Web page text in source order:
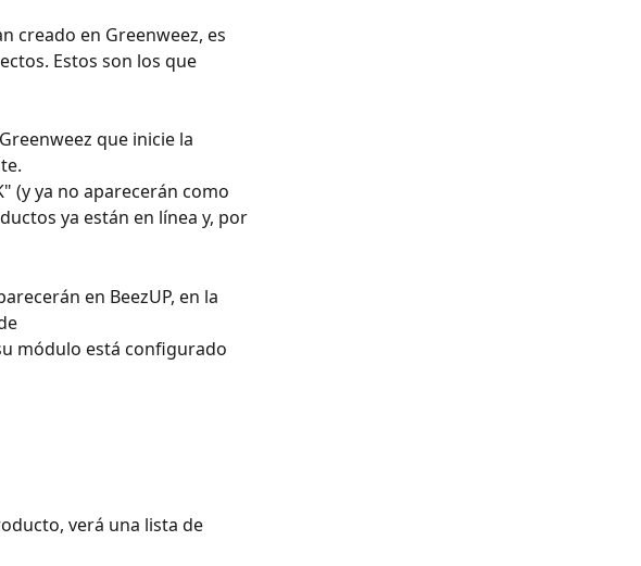
creado en Greenweez, es
Estos son los que
que inicie la
(y ya no aparecerán como
ya están en línea y, por
en BeezUP, en la
módulo está configurado
verá una lista de